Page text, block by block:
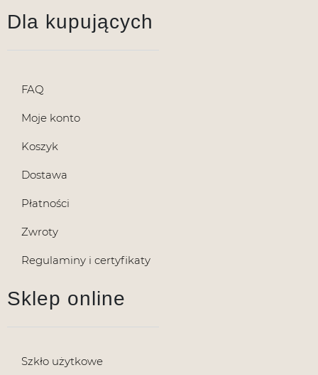
Dla kupujących
FAQ
Moje konto
Koszyk
Dostawa
Płatności
Zwroty
Regulaminy i certyfikaty
Sklep online
Szkło użytkowe